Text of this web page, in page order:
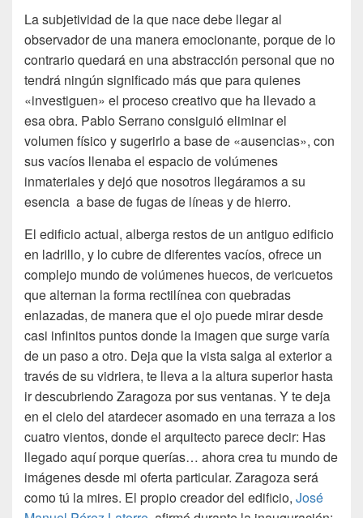
La subjetividad de la que nace debe llegar al
observador de una manera emocionante, porque de lo
contrario quedará en una abstracción personal que no
tendrá ningún significado más que para quienes
«investiguen» el proceso creativo que ha llevado a
esa obra. Pablo Serrano consiguió eliminar el
volumen físico y sugerirlo a base de «ausencias», con
sus vacíos llenaba el espacio de volúmenes
inmateriales y dejó que nosotros llegáramos a su
esencia a base de fugas de líneas y de hierro.
El edificio actual, alberga restos de un antiguo edificio
en ladrillo, y lo cubre de diferentes vacíos, ofrece un
complejo mundo de volúmenes huecos, de vericuetos
que alternan la forma rectilínea con quebradas
enlazadas, de manera que el ojo puede mirar desde
casi infinitos puntos donde la imagen que surge varía
de un paso a otro. Deja que la vista salga al exterior a
través de su vidriera, te lleva a la altura superior hasta
ir descubriendo Zaragoza por sus ventanas. Y te deja
en el cielo del atardecer asomado en una terraza a los
cuatro vientos, donde el arquitecto parece decir: Has
llegado aquí porque querías… ahora crea tu mundo de
imágenes desde mi oferta particular. Zaragoza será
como tú la mires. El propio creador del edificio, José